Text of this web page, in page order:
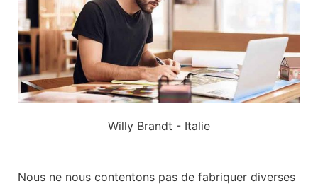
Willy Brandt - Italie
Nous ne nous contentons pas de fabriquer diverses